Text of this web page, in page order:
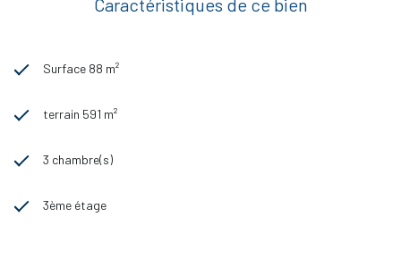
Surface 88 m²
terrain 591 m²
3 chambre(s)
3ème étage